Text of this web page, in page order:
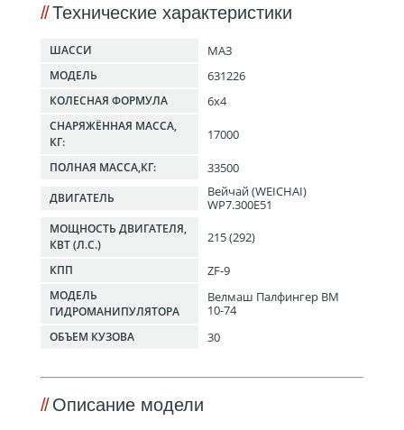
Технические характеристики
ШАССИ МАЗ
МОДЕЛЬ 631226
КОЛЕСНАЯ ФОРМУЛА 6x4
СНАРЯЖЁННАЯ МАССА,
КГ:
17000
ПОЛНАЯ МАССА,КГ: 33500
ДВИГАТЕЛЬ
Вейчай (WEICHAI)
WP7.300E51
МОЩНОСТЬ ДВИГАТЕЛЯ,
КВТ (Л.С.)
215 (292)
КПП ZF-9
МОДЕЛЬ
ГИДРОМАНИПУЛЯТОРА
Велмаш Палфингер ВМ
10-74
ОБЪЕМ КУЗОВА 30
Описание модели